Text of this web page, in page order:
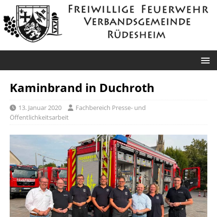
Kaminbrand in Duchroth
13. Januar 2020
Fachbereich Presse- und
Öffentlichkeitsarbeit
Rüdesheim: Wasser in Stromkasten
Datum: 4. August 2026 um
13:30 UhrAlarmierungsart: DME,
GroupAlarmEinsatzart: Hilfeleistungseinsatz H1 >
Hilfeleistungseinsatz H1.09 (Fehlalarm)Einsatzort:
Rüdesheim, Am SchlittwegEinsatzleiter: